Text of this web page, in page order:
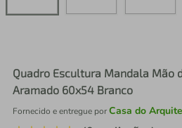
Quadro Escultura Mandala Mão
Aramado 60x54 Branco
Fornecido e entregue porCasa do